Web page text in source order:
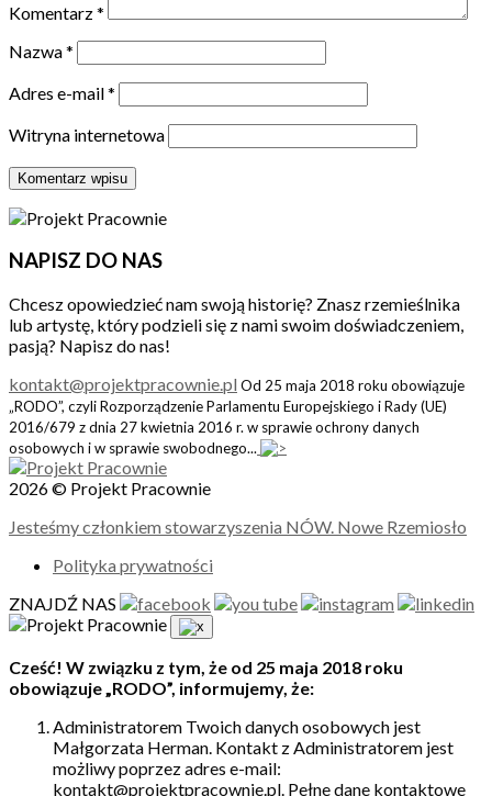
Komentarz*
Nazwa*
Adres e-mail*
Witryna internetowa
NAPISZ DO NAS
Chcesz opowiedzieć nam swoją historię? Znasz rzemieślnika
lub artystę, który podzieli się z nami swoim doświadczeniem,
pasją? Napisz do nas!
kontakt@projektpracownie.pl Od 25 maja 2018 roku obowiązuje
„RODO”, czyli Rozporządzenie Parlamentu Europejskiego i Rady (UE)
2016/679 z dnia 27 kwietnia 2016 r. w sprawie ochrony danych
osobowych i w sprawie swobodnego...
2026 © Projekt Pracownie
Jesteśmy członkiem stowarzyszenia NÓW. Nowe Rzemiosło
Polityka prywatności
ZNAJDŹ NAS
Cześć! W związku z tym, że od 25 maja 2018 roku
obowiązuje „RODO”, informujemy, że:
Administratorem Twoich danych osobowych jest
Małgorzata Herman. Kontakt z Administratorem jest
możliwy poprzez adres e-mail:
kontakt@projektpracownie.pl. Pełne dane kontaktowe